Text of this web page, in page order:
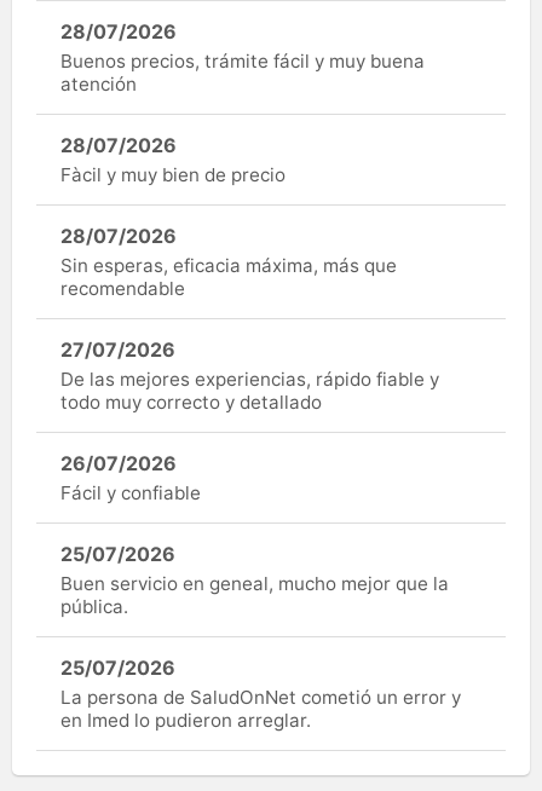
28/07/2026
Buenos precios, trámite fácil y muy buena
atención
28/07/2026
Fàcil y muy bien de precio
28/07/2026
Sin esperas, eficacia máxima, más que
recomendable
27/07/2026
De las mejores experiencias, rápido fiable y
todo muy correcto y detallado
26/07/2026
Fácil y confiable
25/07/2026
Buen servicio en geneal, mucho mejor que la
pública.
25/07/2026
La persona de SaludOnNet cometió un error y
en Imed lo pudieron arreglar.